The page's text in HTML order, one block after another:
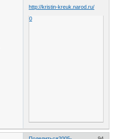
http://kristin-kreuk.narod.ru/
0